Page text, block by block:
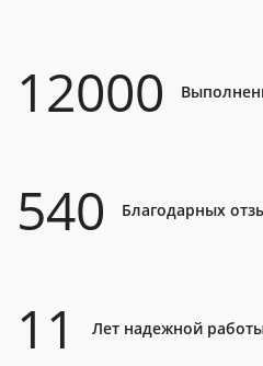
12000
540 Благодарных
11 Лет надежной